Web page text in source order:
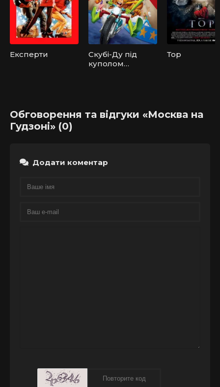
Експерти
Скубі-Ду під
куполом
Тор
Обговорення та відгуки «Москва на
Гудзоні» (0)
Додати коментар